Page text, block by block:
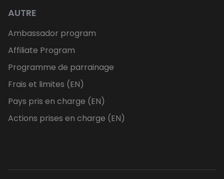
AUTRE
Ambassador program
Affiliate Program
Programme de parrainage
Frais et limites (EN)
Pays pris en charge (EN)
Actions prises en charge (EN)